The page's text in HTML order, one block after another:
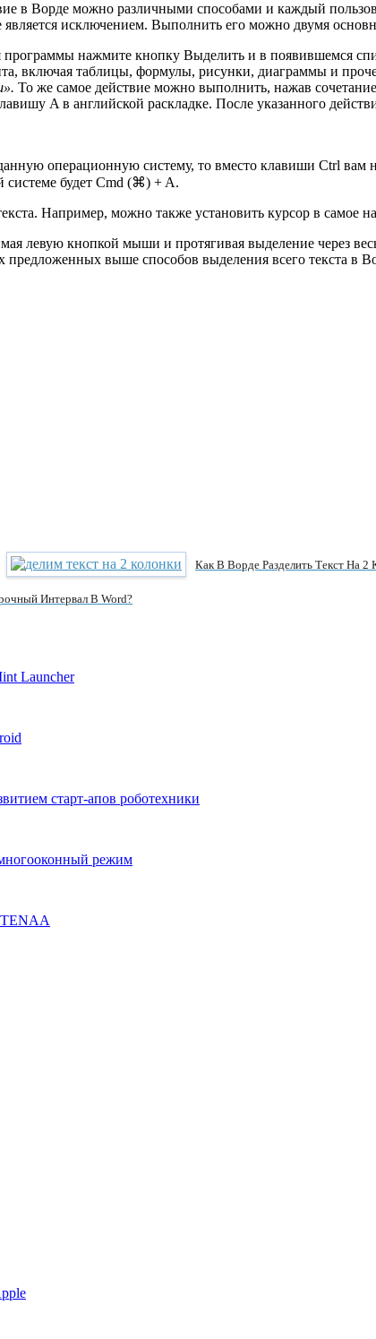
в Ворде можно различными способами и каждый
является исключением. Выполнить его можно двумя
программы нажмите кнопку Выделить и в появившемся
включая таблицы, формулы, рисунки, диаграммы и
То же самое действие можно выполнить, нажав
A в английской раскладке. После указанного
операционную систему, то вместо клавиши Ctrl
системе будет Cmd (⌘) + A.
Например, можно также установить курсор в самое
левую кнопкой мыши и протягивая выделение через
выше способов выделения всего текста в
Как В Ворде Разделить Текст На 2
Интервал В Word?
Launcher
старт-апов роботехники
режим